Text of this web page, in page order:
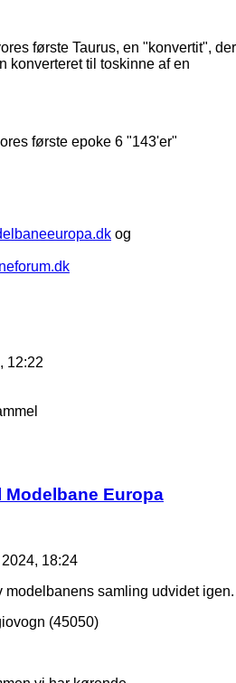
første Taurus, en "konvertit", der
konverteret til toskinne af en
første epoke 6 "143'er"
og
12:22
Modelbane Europa
18:24
modelbanens samling udvidet igen.
(45050)